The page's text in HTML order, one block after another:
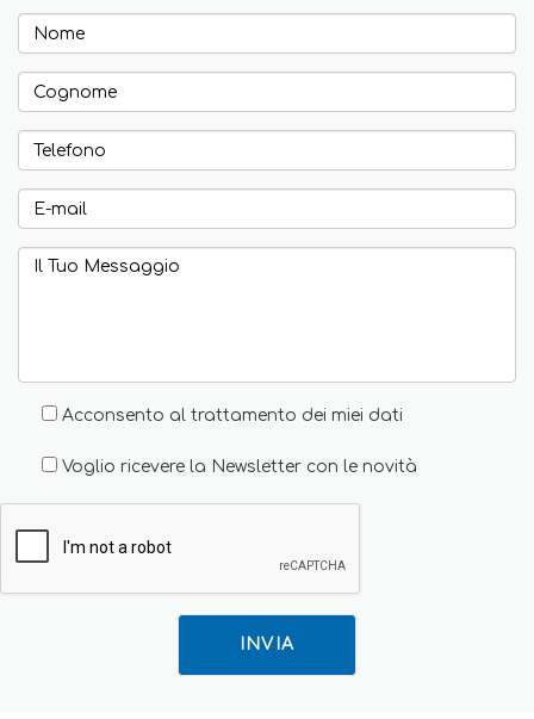
Acconsento al trattamento dei miei dati
Voglio ricevere la Newsletter con le novità
INVIA